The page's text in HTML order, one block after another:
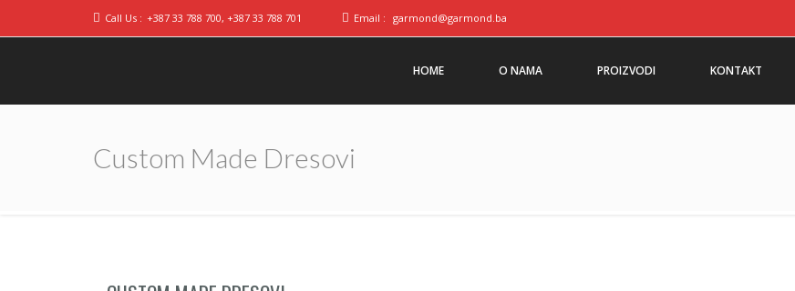
Call Us : +387 33 788 700, +387 33 788 701 Email : garmond@garmond.ba
HOME O NAMA PROIZVODI KONTAKT
Custom Made Dresovi